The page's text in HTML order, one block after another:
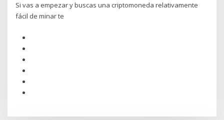
Si vas a empezar y buscas una criptomoneda relativamente
fácil de minar te